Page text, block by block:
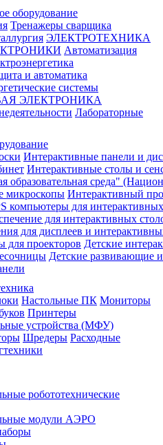
оборудование
Тренажеры сварщика
ЭЛЕКТРОТЕХНИКА
Автоматизация
и автоматика
системы
ЭЛЕКТРОНИКА
Лабораторные
Интерактивные панели и
Интерактивные столы и
образовательная среда"
микроскопы Интерактивный
компьютеры для
для интерактивных
для дисплеев и
для проекторов Детские
Детские развивающие
Настольные ПК Мониторы
Принтеры
устройства (МФУ)
Шредеры Расходные
робототехнические
модули АЭРО